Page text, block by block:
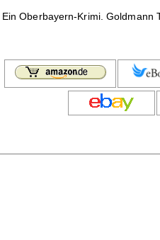
Ein Oberbayern-Krimi. Goldmann